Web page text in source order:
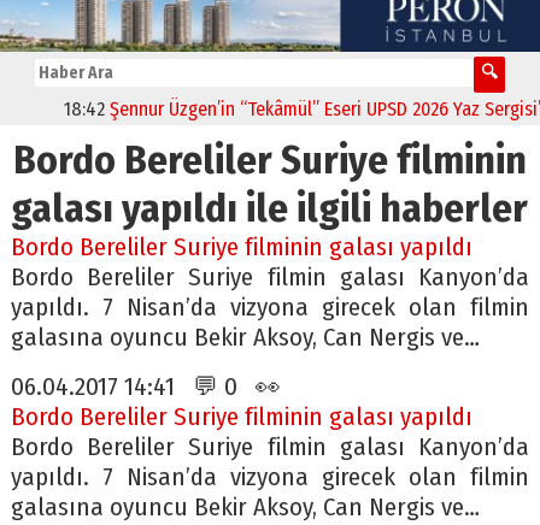
18:42 Şennur Üzgen’in “Tekâmül” Eseri UPSD 2026 Yaz
Bordo Bereliler Suriye filminin
galası yapıldı ile ilgili haberler
Bordo Bereliler Suriye filminin galası yapıldı
Bordo Bereliler Suriye filmin galası Kanyon’da
yapıldı. 7 Nisan’da vizyona girecek olan filmin
galasına oyuncu Bekir Aksoy, Can Nergis ve…
06.04.2017 14:41 💬 0 👀
Bordo Bereliler Suriye filminin galası yapıldı
Bordo Bereliler Suriye filmin galası Kanyon’da
yapıldı. 7 Nisan’da vizyona girecek olan filmin
galasına oyuncu Bekir Aksoy, Can Nergis ve…